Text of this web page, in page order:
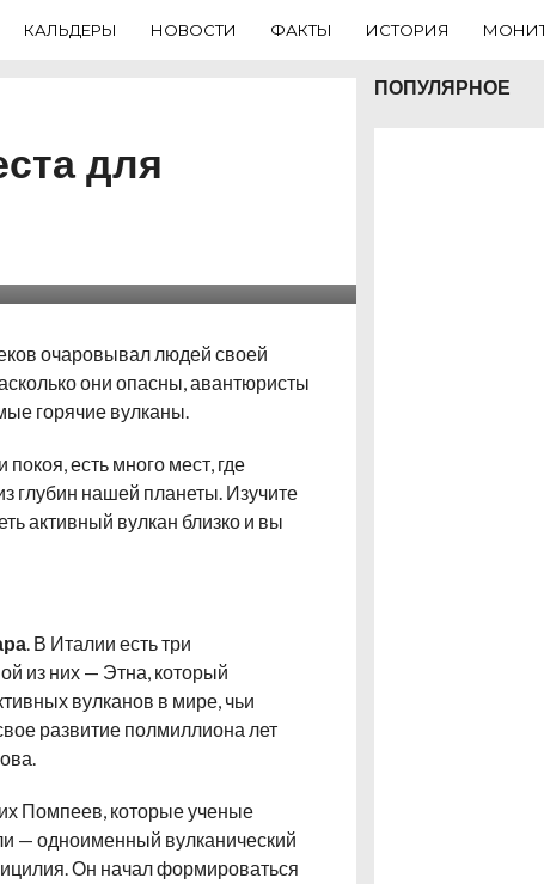
КАЛЬДЕРЫ НОВОСТИ ФАКТЫ ИСТОРИЯ
для
очаровывал людей своей
они опасны, авантюристы
горячие вулканы.
есть много мест, где
глубин нашей планеты. Изучите
активный вулкан близко и вы
. В Италии есть три
из них — Этна, который
вулканов в мире, чьи
развитие полмиллиона лет
Помпеев, которые ученые
— одноименный вулканический
Он начал формироваться
ПОПУЛЯРНОЕ